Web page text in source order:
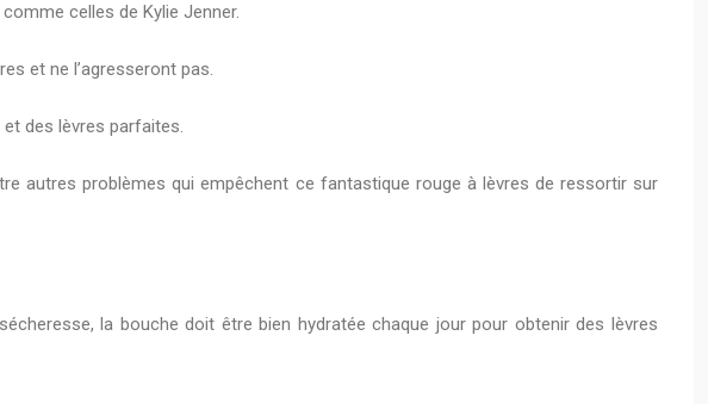
celles de Kylie Jenner.
et ne l’agresseront pas.
et des lèvres parfaites.
autres problèmes qui empêchent ce fantastique rouge à lèvres de ressortir sur
la bouche doit être bien hydratée chaque jour pour obtenir des lèvres